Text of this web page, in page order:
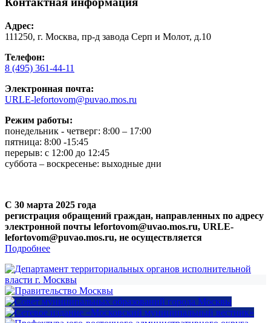
Адрес:
111250, г. Москва, пр-д завода Серп и Молот, д.10
Телефон:
8 (495) 361-44-11
Электронная почта:
URLE-lefortovom@puvao.mos.ru
Режим работы:
понедельник - четверг: 8:00 – 17:00
пятница: 8:00 -15:45
перерыв: с 12:00 до 12:45
суббота – воскресенье: выходные дни
С 30 марта 2025 года
регистрация обращений граждан, направленных по адресу
электронной почты lefortovom@uvao.mos.ru, URLE-
lefortovom@puvao.mos.ru, не осуществляется
Подробнее